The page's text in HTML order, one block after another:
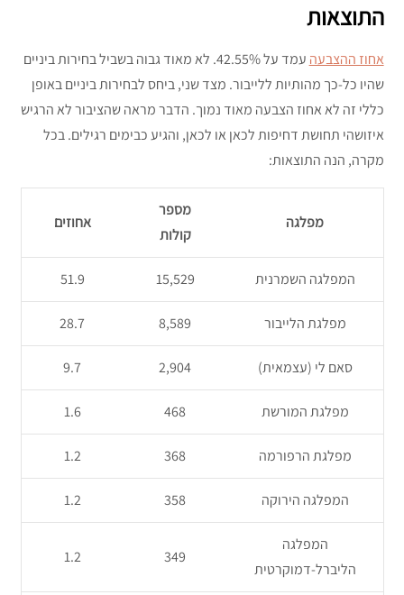
התוצאות
אחוז ההצבעה
עמד על 42.55%. לא מאוד גבוה בשביל בחירות ביניים
שהיו כל-כך מהותיות ללייבור. מצד שני, ביחס לבחירות ביניים באופן
כללי זה לא אחוז הצבעה מאוד נמוך. הדבר מראה שהציבור לא הרגיש
איזושהי תחושת דחיפות לכאן או לכאן, והגיע כבימים רגילים. בכל
מקרה, הנה התוצאות:
מפלגה
מספר
קולות
אחוזים
המפלגה השמרנית 15,529
51.9
מפלגת הלייבור 8,589
28.7
סאם לי (עצמאית) 2,904
9.7
מפלגת המורשת 468
1.6
מפלגת הרפורמה 368
1.2
המפלגה הירוקה 358
1.2
המפלגה
הליברל-דמוקרטית
349
1.2